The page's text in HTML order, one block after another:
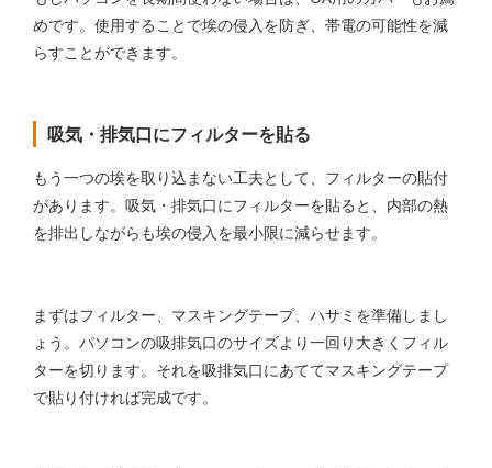
めです。使用することで埃の侵入を防ぎ、帯電の可能性を減
らすことができます。
吸気・排気口にフィルターを貼る
もう一つの埃を取り込まない工夫として、フィルターの貼付
があります。吸気・排気口にフィルターを貼ると、内部の熱
を排出しながらも埃の侵入を最小限に減らせます。
まずはフィルター、マスキングテープ、ハサミを準備しまし
ょう。パソコンの吸排気口のサイズより一回り大きくフィル
ターを切ります。それを吸排気口にあててマスキングテープ
で貼り付ければ完成です。